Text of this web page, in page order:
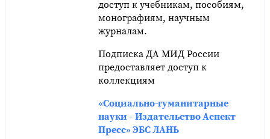
доступ к учебникам, пособиям,
монографиям, научным
журналам.
Подписка ДА МИД России
предоставляет доступ к
коллекциям
«Социально-гуманитарные
науки -Издательство Аспект
Пресс» ЭБС ЛАНЬ